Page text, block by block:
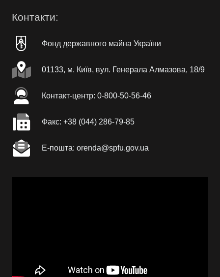
Контакти:
Фонд державного майна України
01133, м. Київ, вул. Генерала Алмазова, 18/9
Контакт-центр: 0-800-50-56-46
Факc: +38 (044) 286-79-85
Е-пошта: orenda@spfu.gov.ua